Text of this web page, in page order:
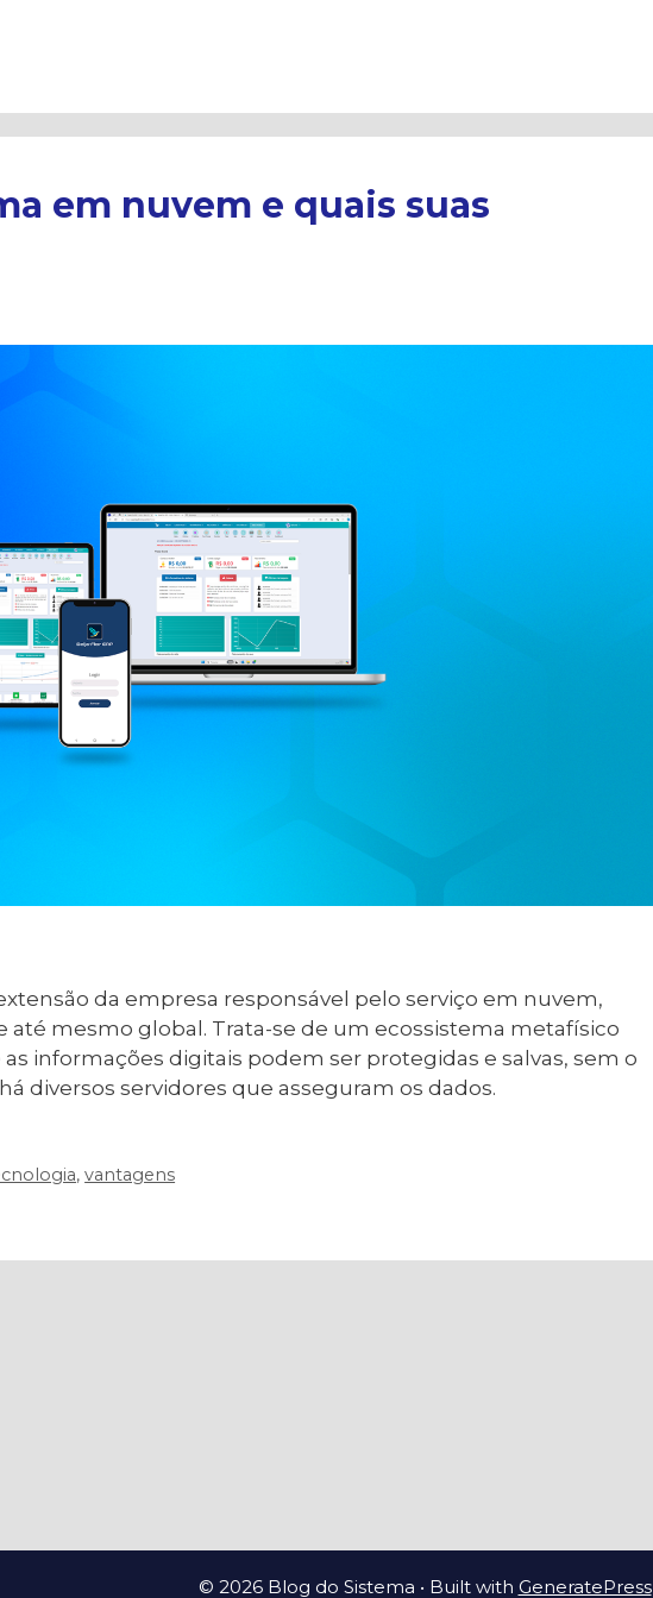
em nuvem e quais suas
da empresa responsável pelo serviço em nuvem,
até mesmo global. Trata-se de um ecossistema metafísico
informações digitais podem ser protegidas e salvas, sem o
diversos servidores que asseguram os dados.
,vantagens
© 2026 Blog do Sistema • Built with GeneratePress